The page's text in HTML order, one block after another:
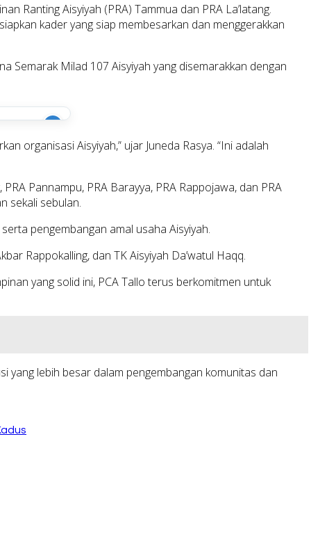
Ranting Aisyiyah (PRA) Tammua dan PRA La’latang.
kader yang siap membesarkan dan menggerakkan
Semarak Milad 107 Aisyiyah yang disemarakkan dengan
i
organisasi Aisyiyah,” ujar Juneda Rasya. “Ini adalah
Pannampu, PRA Barayya, PRA Rappojawa, dan PRA
sekali sebulan.
pengembangan amal usaha Aisyiyah.
Rappokalling, dan TK Aisyiyah Da’watul Haqq.
yang solid ini, PCA Tallo terus berkomitmen untuk
yang lebih besar dalam pengembangan komunitas dan